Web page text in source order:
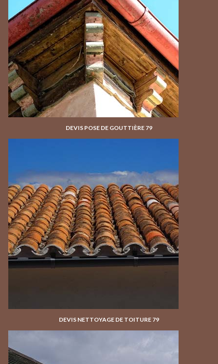
DEVIS POSE DE GOUTTIÈRE 79
DEVIS NETTOYAGE DE TOITURE 79